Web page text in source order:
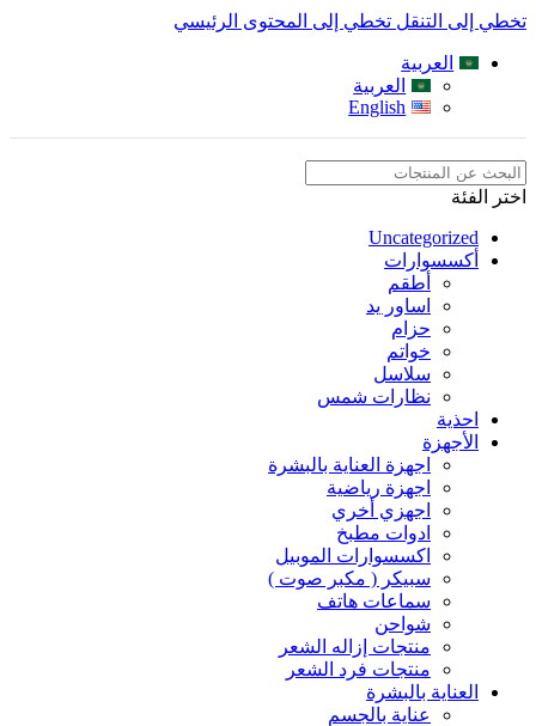
تخطي إلى التنقل تخطي إلى المحتوى الرئيسي
العربية
العربية
English
اختر الفئة
Uncategorized
أكسسوارات
أطقم
اساور يد
حزام
خواتم
سلاسل
نظارات شمس
احذية
الأجهزة
اجهزة العناية بالبشرة
اجهزة رياضية
اجهزي أخري
ادوات مطبخ
اكسسوارات الموبيل
سبيكر ( مكبر صوت )
سماعات هاتف
شواحن
منتجات إزاله الشعر
منتجات فرد الشعر
العناية بالبشرة
عناية بالجسم